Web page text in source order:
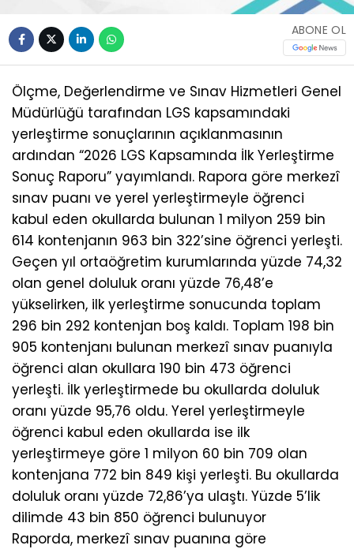
ABONE OL
Ölçme, Değerlendirme ve Sınav Hizmetleri Genel
Müdürlüğü tarafından LGS kapsamındaki
yerleştirme sonuçlarının açıklanmasının
ardından “2026 LGS Kapsamında İlk Yerleştirme
Sonuç Raporu” yayımlandı. Rapora göre merkezî
sınav puanı ve yerel yerleştirmeyle öğrenci
kabul eden okullarda bulunan 1 milyon 259 bin
614 kontenjanın 963 bin 322’sine öğrenci yerleşti.
Geçen yıl ortaöğretim kurumlarında yüzde 74,32
olan genel doluluk oranı yüzde 76,48’e
yükselirken, ilk yerleştirme sonucunda toplam
296 bin 292 kontenjan boş kaldı. Toplam 198 bin
905 kontenjanı bulunan merkezî sınav puanıyla
öğrenci alan okullara 190 bin 473 öğrenci
yerleşti. İlk yerleştirmede bu okullarda doluluk
oranı yüzde 95,76 oldu. Yerel yerleştirmeyle
öğrenci kabul eden okullarda ise ilk
yerleştirmeye göre 1 milyon 60 bin 709 olan
kontenjana 772 bin 849 kişi yerleşti. Bu okullarda
doluluk oranı yüzde 72,86’ya ulaştı. Yüzde 5’lik
dilimde 43 bin 850 öğrenci bulunuyor
Raporda, merkezî sınav puanına göre